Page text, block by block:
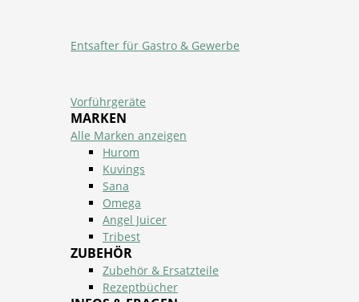
Entsafter für Gastro & Gewerbe
Vorführgeräte
MARKEN
Alle Marken anzeigen
Hurom
Kuvings
Sana
Omega
Angel Juicer
Tribest
ZUBEHÖR
Zubehör & Ersatzteile
Rezeptbücher